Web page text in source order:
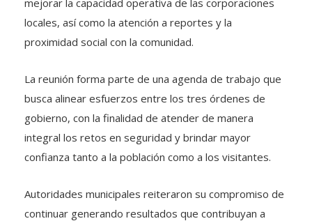
mejorar la capacidad operativa de las corporaciones
locales, así como la atención a reportes y la
proximidad social con la comunidad.
La reunión forma parte de una agenda de trabajo que
busca alinear esfuerzos entre los tres órdenes de
gobierno, con la finalidad de atender de manera
integral los retos en seguridad y brindar mayor
confianza tanto a la población como a los visitantes.
Autoridades municipales reiteraron su compromiso de
continuar generando resultados que contribuyan a